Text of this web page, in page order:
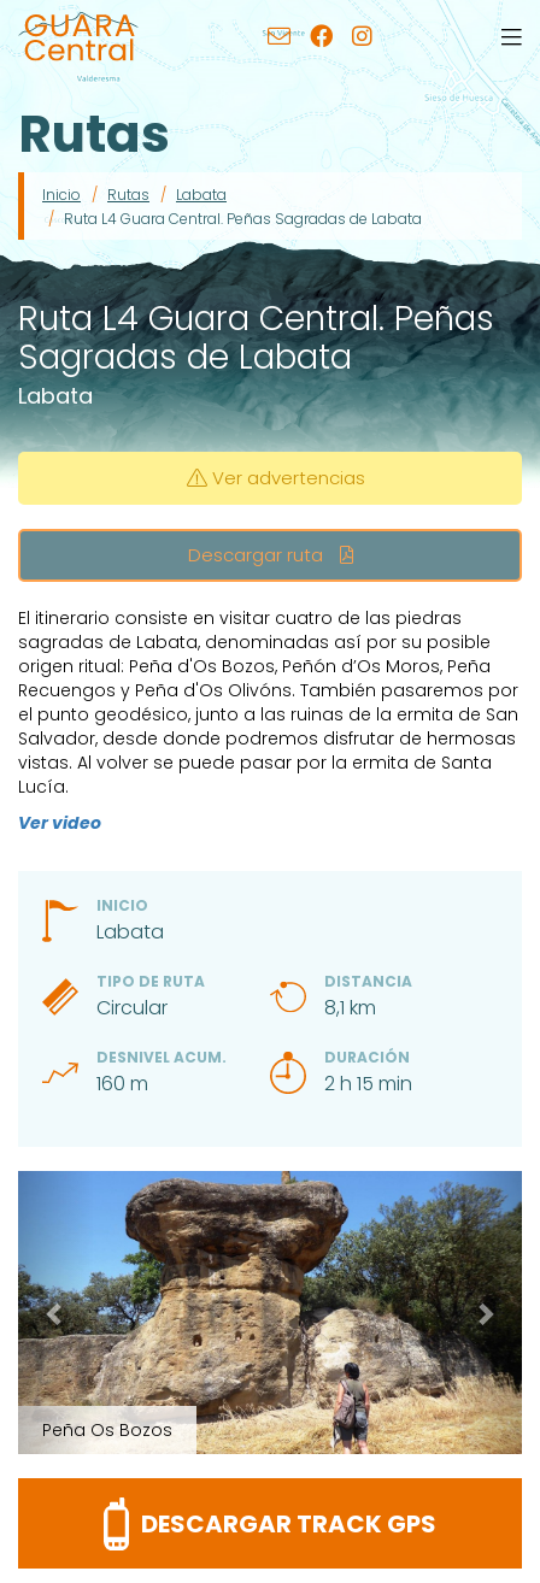
Rutas
Inicio Rutas
Labata
Ruta L4 Guara Central. Peñas Sagradas de Labata
Ruta L4 Guara Central. Peñas
Sagradas de Labata
Labata
Ver advertencias
Descargar ruta
El itinerario consiste en visitar cuatro de las piedras
sagradas de Labata, denominadas así por su posible
origen ritual: Peña d'Os Bozos, Peñón d’Os Moros, Peña
Recuengos y Peña d'Os Olivóns. También pasaremos por
el punto geodésico, junto a las ruinas de la ermita de San
Salvador, desde donde podremos disfrutar de hermosas
vistas. Al volver se puede pasar por la ermita de Santa
Lucía.
Ver video
INICIO
Labata
TIPO DE RUTA
Circular
DISTANCIA
8,1 km
DESNIVEL ACUM.
160 m
DURACIÓN
2 h 15 min
Peña Os Bozos
Next
DESCARGAR TRACK GPS